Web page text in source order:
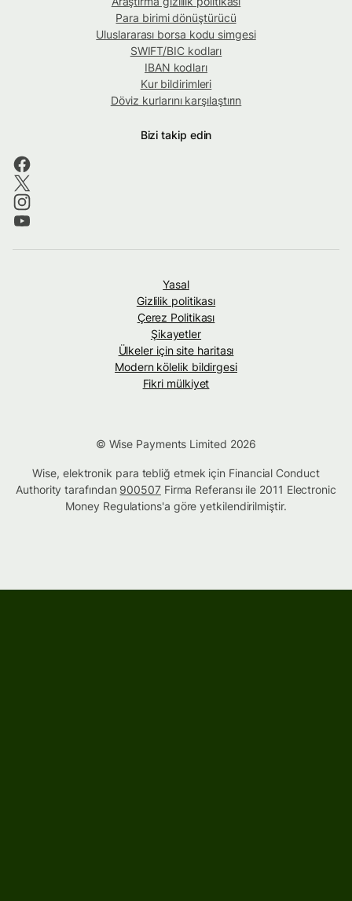
Para birimi dönüştürücü
Uluslararası borsa kodu simgesi
SWIFT/BIC kodları
IBAN kodları
Kur bildirimleri
Döviz kurlarını karşılaştırın
Bizi takip edin
Yasal
Gizlilik politikası
Çerez Politikası
Şikayetler
Ülkeler için site haritası
Modern kölelik bildirgesi
Fikri mülkiyet
© Wise Payments Limited 2026
Wise, elektronik para tebliğ etmek için Financial Conduct
Authority tarafından 900507Firma Referansı ile 2011 Electronic
Money Regulations'a göre yetkilendirilmiştir.